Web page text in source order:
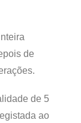
de
de 5
ao